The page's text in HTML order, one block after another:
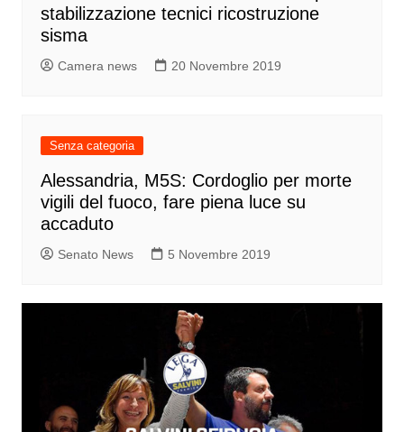
stabilizzazione tecnici ricostruzione
sisma
Camera news 20 Novembre 2019
Senza categoria
Alessandria, M5S: Cordoglio per morte
vigili del fuoco, fare piena luce su
accaduto
Senato News 5 Novembre 2019